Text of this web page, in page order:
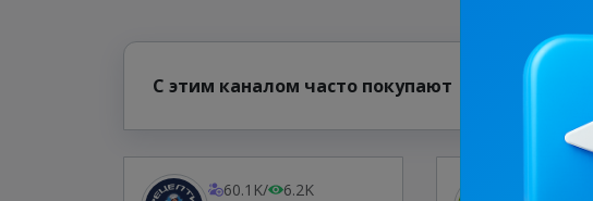
С этим каналом часто покупают
60.1K/
6.2K